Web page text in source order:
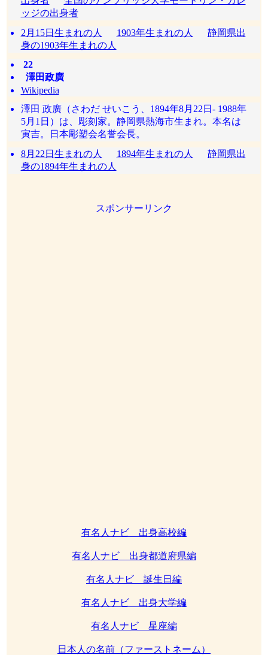
ッジの出身者
2月15日生まれの人
1903年生まれの人
静岡県出
身の1903年生まれの人
22
澤田政廣
Wikipedia
澤田 政廣（さわだ せいこう、1894年8月22日- 1988年
5月1日）は、彫刻家。静岡県熱海市生まれ。本名は
寅吉。日本彫塑会名誉会長。
8月22日生まれの人
1894年生まれの人
静岡県出
身の1894年生まれの人
スポンサーリンク
有名人ナビ 出身高校編
有名人ナビ 出身都道府県編
有名人ナビ 誕生日編
有名人ナビ 出身大学編
有名人ナビ 星座編
日本人の名前（ファーストネーム）